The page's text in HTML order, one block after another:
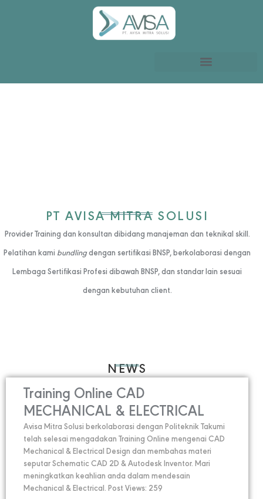
PT AVISA MITRA SOLUSI
Provider Training dan konsultan dibidang manajeman dan teknikal skill.
Pelatihan kami bundlingdengan sertifikasi BNSP, berkolaborasi dengan
Lembaga Sertifikasi Profesi dibawah BNSP, dan standar lain sesuai
dengan kebutuhan client.
NEWS
Training Online CAD
MECHANICAL & ELECTRICAL
Avisa Mitra Solusi berkolaborasi dengan Politeknik Takumi
telah selesai mengadakan Training Online mengenai CAD
Mechanical & Electrical Design dan membahas materi
seputar Schematic CAD 2D & Autodesk Inventor. Mari
meningkatkan keahlian anda dalam mendesain
Mechanical & Electrical. Post Views: 259